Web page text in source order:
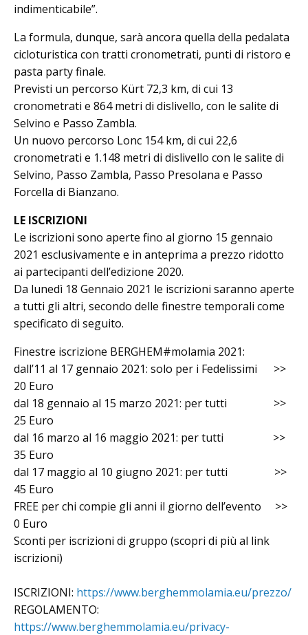
indimenticabile”.
La formula, dunque, sarà ancora quella della pedalata
cicloturistica con tratti cronometrati, punti di ristoro e
pasta party finale.
Previsti un percorso Kürt 72,3 km, di cui 13
cronometrati e 864 metri di dislivello, con le salite di
Selvino e Passo Zambla.
Un nuovo percorso Lonc 154 km, di cui 22,6
cronometrati e 1.148 metri di dislivello con le salite di
Selvino, Passo Zambla, Passo Presolana e Passo
Forcella di Bianzano.
LE ISCRIZIONI
Le iscrizioni sono aperte fino al giorno 15 gennaio
2021 esclusivamente e in anteprima a prezzo ridotto
ai partecipanti dell’edizione 2020.
Da lunedì 18 Gennaio 2021 le iscrizioni saranno aperte
a tutti gli altri, secondo delle finestre temporali come
specificato di seguito.
Finestre iscrizione BERGHEM#molamia 2021:
dall’11 al 17 gennaio 2021: solo per i Fedelissimi >>
20 Euro
dal 18 gennaio al 15 marzo 2021: per tutti >>
25 Euro
dal 16 marzo al 16 maggio 2021: per tutti >>
35 Euro
dal 17 maggio al 10 giugno 2021: per tutti >>
45 Euro
FREE per chi compie gli anni il giorno dell’evento >>
0 Euro
Sconti per iscrizioni di gruppo (scopri di più al link
iscrizioni)
ISCRIZIONI: https://www.berghemmolamia.eu/prezzo/
REGOLAMENTO:
https://www.berghemmolamia.eu/privacy-